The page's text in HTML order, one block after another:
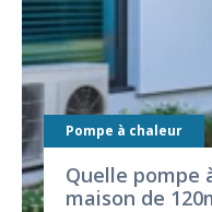
Pompe à chaleur
Quelle pompe
maison de